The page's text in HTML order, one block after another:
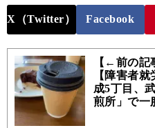
X（Twitter） Facebook
【←前の記
【障害者
成5丁目、
煎所」で一